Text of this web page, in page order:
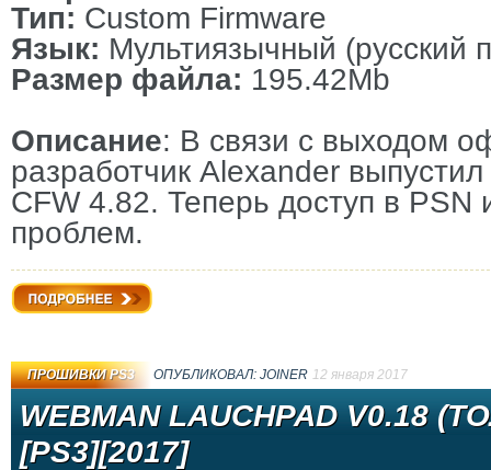
Тип: Custom Firmware
Язык: Мультиязычный (русский
Размер файла: 195.42Mb
Описание: В связи с выходом
разработчик Alexander
CFW 4.82. Теперь доступ в PSN
проблем.
ПРОШИВКИ PS3 ОПУБЛИКОВАЛ: JOINER 12 января 2017
WEBMAN LAUCHPAD V0.18
[PS3][2017]